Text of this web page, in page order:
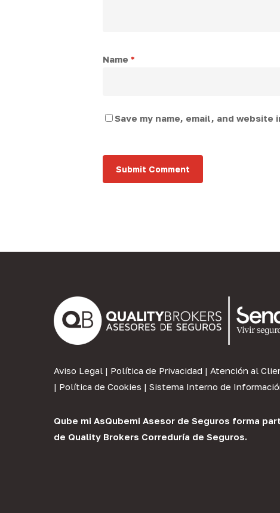
Name *
Save my name, email, and
Aviso Legal | Política de Privacidad | Atención al
| Política de Cookies | Sistema Interno de
Qube mi AsQubemi Asesor de Seguros forma
de Quality Brokers Correduría de Seguros.